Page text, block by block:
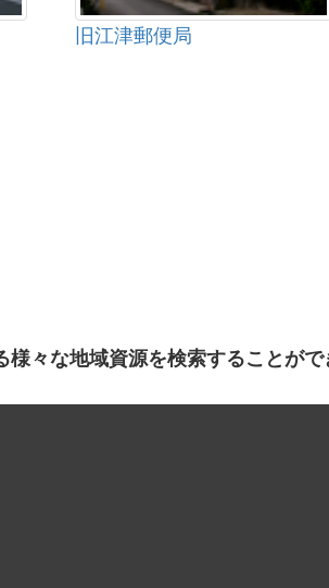
旧江津郵便局
々な地域資源を検索することがで